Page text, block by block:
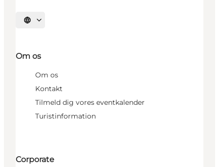
Vælg sprog
Om os
Om os
Kontakt
Tilmeld dig vores eventkalender
Turistinformation
Corporate